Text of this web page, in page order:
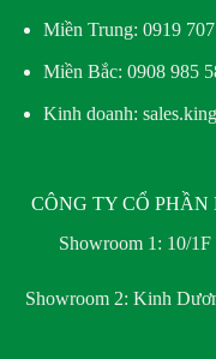
Miền Trung: 0919
Miền Bắc: 0908 985
Kinh doanh:
CÔNG TY CỔ
Showroom 1: 10/
Showroom 2: Kinh